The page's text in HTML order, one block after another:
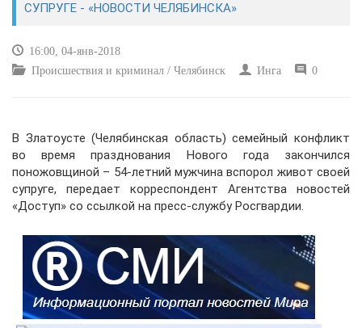
СПОРТ
ПРОИСШЕСТВИЯ
СУПРУГЕ - «НОВОСТИ ЧЕЛЯБИНСКА»
16:00, 04-янв-2018
Происшествия и криминал / Челябинск
Инга 0
В Златоусте (Челябинская область) семейный конфликт
во время празднования Нового года закончился
поножовщиной – 54-летний мужчина вспорол живот своей
супруге, передает корреспондент Агентства новостей
«Доступ» со ссылкой на пресс-службу Росгвардии.